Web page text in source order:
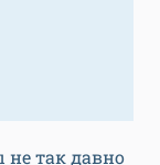
так давно